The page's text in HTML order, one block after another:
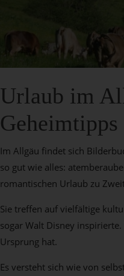
Urlaub im
Geheimtipps
Im Allgäu findet sich
so gut wie alles:
romantischen Urlaub zu
Sie treffen auf vielfältige
sogar Walt Disney
Ursprung hat.
Es versteht sich wie von